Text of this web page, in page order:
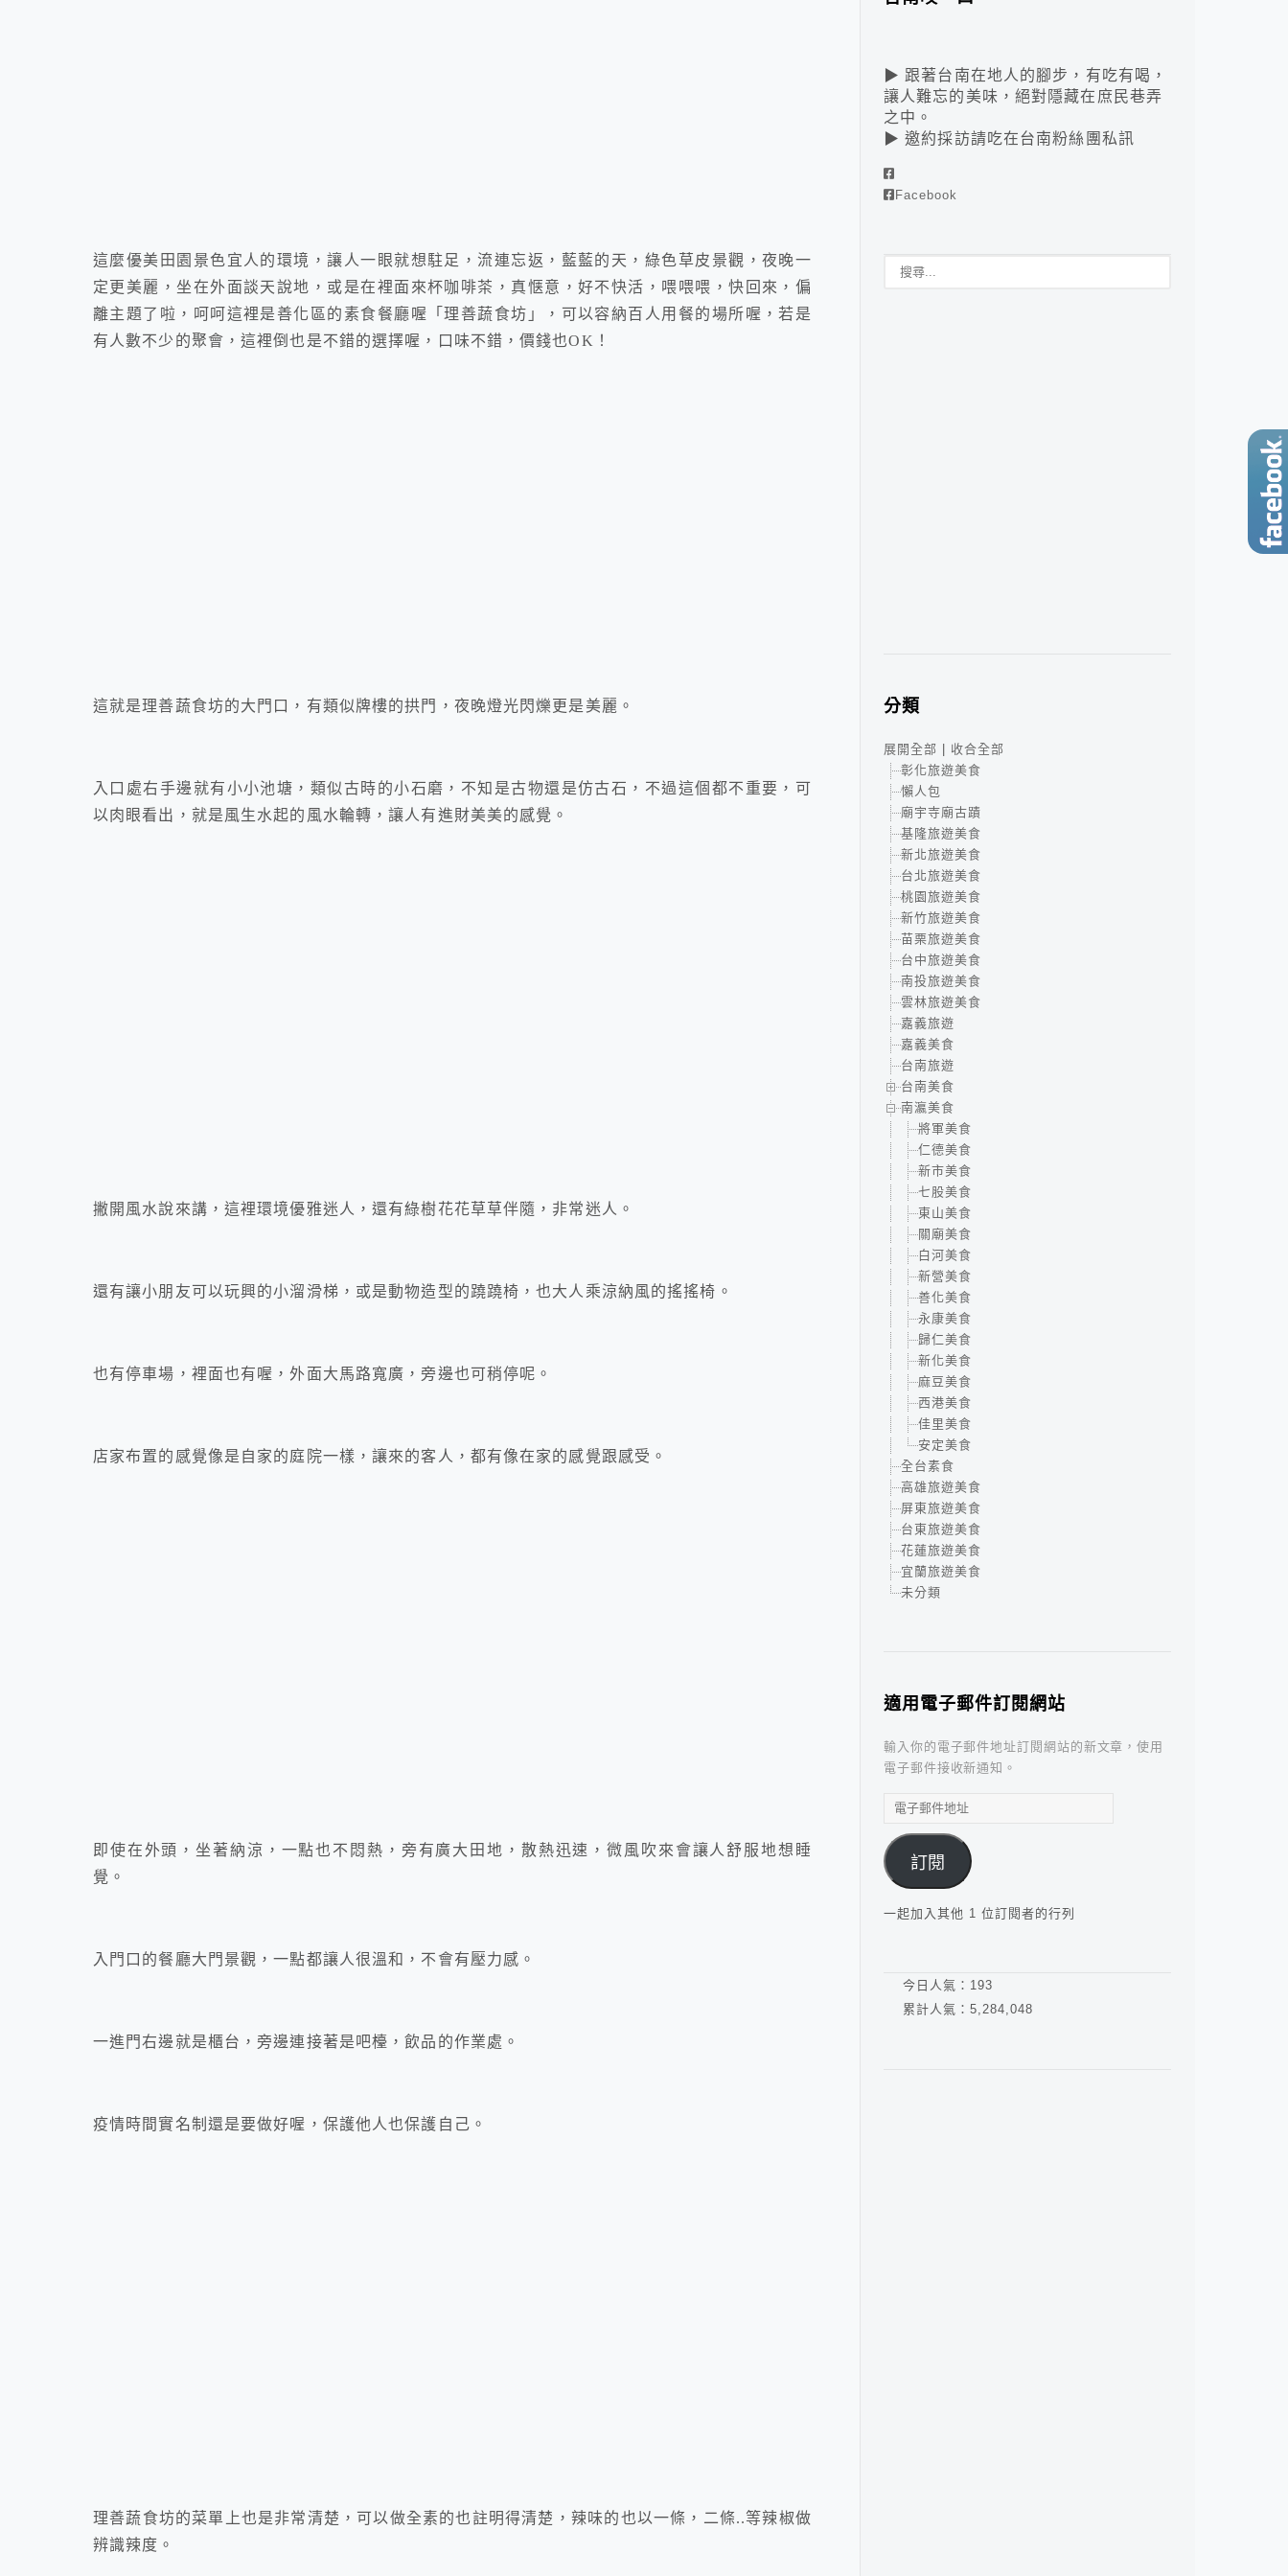
這麼優美田園景色宜人的環境，讓人一眼就想駐足，流連忘返，藍藍的天，綠色草皮景觀，夜晚一
定更美麗，坐在外面談天說地，或是在裡面來杯咖啡茶，真惬意，好不快活，喂喂喂，快回來，偏
離主題了啦，呵呵這裡是善化區的素食餐廳喔「理善蔬食坊」，可以容納百人用餐的場所喔，若是
有人數不少的聚會，這裡倒也是不錯的選擇喔，口味不錯，價錢也OK！
這就是理善蔬食坊的大門口，有類似牌樓的拱門，夜晚燈光閃爍更是美麗。
入口處右手邊就有小小池塘，類似古時的小石磨，不知是古物還是仿古石，不過這個都不重要，可
以肉眼看出，就是風生水起的風水輪轉，讓人有進財美美的感覺。
撇開風水說來講，這裡環境優雅迷人，還有綠樹花花草草伴隨，非常迷人。
還有讓小朋友可以玩興的小溜滑梯，或是動物造型的蹺蹺椅，也大人乘涼納風的搖搖椅。
也有停車場，裡面也有喔，外面大馬路寬廣，旁邊也可稍停呢。
店家布置的感覺像是自家的庭院一樣，讓來的客人，都有像在家的感覺跟感受。
即使在外頭，坐著納涼，一點也不悶熱，旁有廣大田地，散熱迅速，微風吹來會讓人舒服地想睡
覺。
入門口的餐廳大門景觀，一點都讓人很溫和，不會有壓力感。
一進門右邊就是櫃台，旁邊連接著是吧檯，飲品的作業處。
疫情時間實名制還是要做好喔，保護他人也保護自己。
理善蔬食坊的菜單上也是非常清楚，可以做全素的也註明得清楚，辣味的也以一條，二條..等辣椒做
辨識辣度。
▶ 跟著台南在地人的腳步，有吃有喝，
讓人難忘的美味，絕對隱藏在庶民巷弄
之中。
▶ 邀約採訪請吃在台南粉絲團私訊
Facebook
分類
展開全部
收合全部
彰化旅遊美食
懶人包
廟宇寺廟古蹟
基隆旅遊美食
新北旅遊美食
台北旅遊美食
桃園旅遊美食
新竹旅遊美食
苗栗旅遊美食
台中旅遊美食
南投旅遊美食
雲林旅遊美食
嘉義旅遊
嘉義美食
台南旅遊
台南美食
南瀛美食
將軍美食
仁德美食
新市美食
七股美食
東山美食
關廟美食
白河美食
新營美食
善化美食
永康美食
歸仁美食
新化美食
麻豆美食
西港美食
佳里美食
安定美食
全台素食
高雄旅遊美食
屏東旅遊美食
台東旅遊美食
花蓮旅遊美食
宜蘭旅遊美食
未分類
適用電子郵件訂閱網站
輸入你的電子郵件地址訂閱網站的新文章，使用
電子郵件接收新通知。
電
郵
件
地
址
訂閱
一起加入其他 1 位訂閱者的行列
今日人氣： 193
累計人氣： 5,284,048